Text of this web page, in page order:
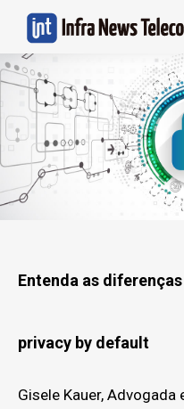
Entenda as
privacy by default
Gisele Kauer,